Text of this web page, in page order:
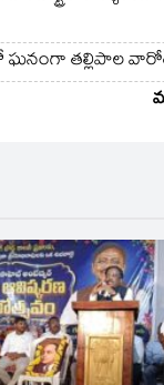
తల్లిపాల